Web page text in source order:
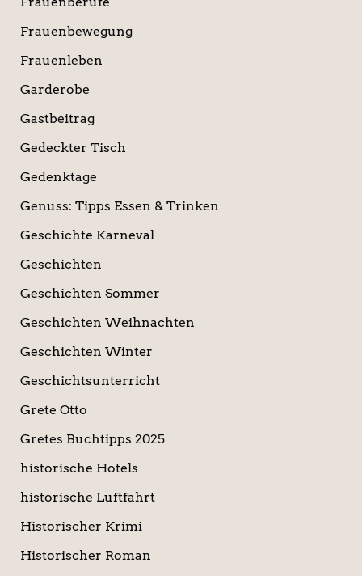
Frauenbewegung
Frauenleben
Garderobe
Gastbeitrag
Gedeckter Tisch
Gedenktage
Genuss: Tipps Essen & Trinken
Geschichte Karneval
Geschichten
Geschichten Sommer
Geschichten Weihnachten
Geschichten Winter
Geschichtsunterricht
Grete Otto
Gretes Buchtipps 2025
historische Hotels
historische Luftfahrt
Historischer Krimi
Historischer Roman